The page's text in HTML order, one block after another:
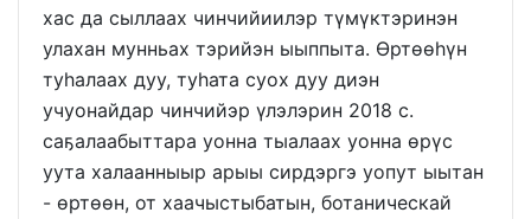
хас да сыллаах чинчийиилэр түмүктэринэн
улахан мунньах тэрийэн ыыппыта. Өртөөһүн
туһалаах дуу, туһата суох дуу диэн
учуонайдар чинчийэр үлэлэрин 2018 с.
саҕалаабыттара уонна тыалаах уонна өрүс
уута халаанныыр арыы сирдэргэ уопут ыытан
- өртөөн, от хаачыстыбатын, ботаническай